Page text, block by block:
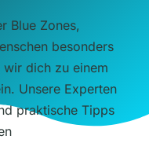
Blue Zones,
besonders
dich zu einem
Unsere Experten
praktische Tipps